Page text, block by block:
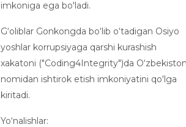
imkoniga ega bo'ladi.
G‘oliblar Gonkongda bo‘lib o‘tadigan Osiyo
yoshlar korrupsiyaga qarshi kurashish
xakatoni ("Coding4Integrity")da
nomidan ishtirok etish imkoniyatini qo'lga
kiritadi.
Yo‘nalishlar: